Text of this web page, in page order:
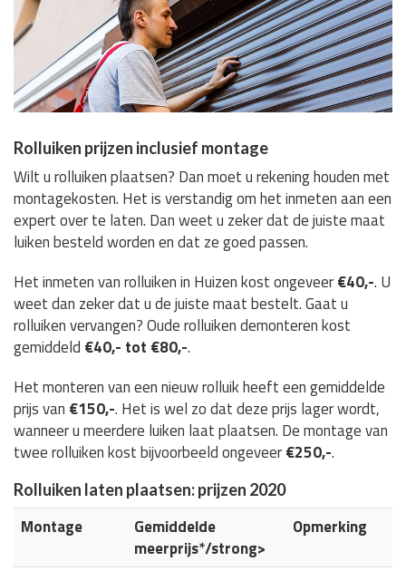
Rolluiken prijzen inclusief montage
Wilt u rolluiken plaatsen? Dan moet u rekening houden met
montagekosten. Het is verstandig om het inmeten aan een
expert over te laten. Dan weet u zeker dat de juiste maat
luiken besteld worden en dat ze goed passen.
Het inmeten van rolluiken in Huizen kost ongeveer€40,-. U
weet dan zeker dat u de juiste maat bestelt. Gaat u
rolluiken vervangen? Oude rolluiken demonteren kost
gemiddeld €40,- tot €80,-.
Het monteren van een nieuw rolluik heeft een gemiddelde
prijs van €150,-. Het is wel zo dat deze prijs lager wordt,
wanneer u meerdere luiken laat plaatsen. De montage van
twee rolluiken kost bijvoorbeeld ongeveer€250,-.
Rolluiken laten plaatsen: prijzen 2020
Montage
Gemiddelde
meerprijs*/strong>
Opmerking